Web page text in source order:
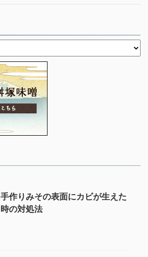
手作りみその表面にカビが生えた
時の対処法